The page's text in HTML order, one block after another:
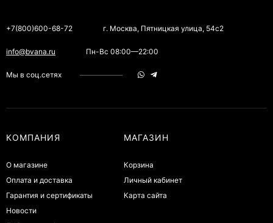
+7(800)600-68-72 г. Москва, Пятницкая улица, 54с2
info@bvana.ru Пн-Вс 08:00—22:00
Мы в соц.сетях
КОМПАНИЯ
О магазине
Оплата и доставка
Гарантия и сертификаты
Новости
МАГАЗИН
Корзина
Личный кабинет
Карта сайта